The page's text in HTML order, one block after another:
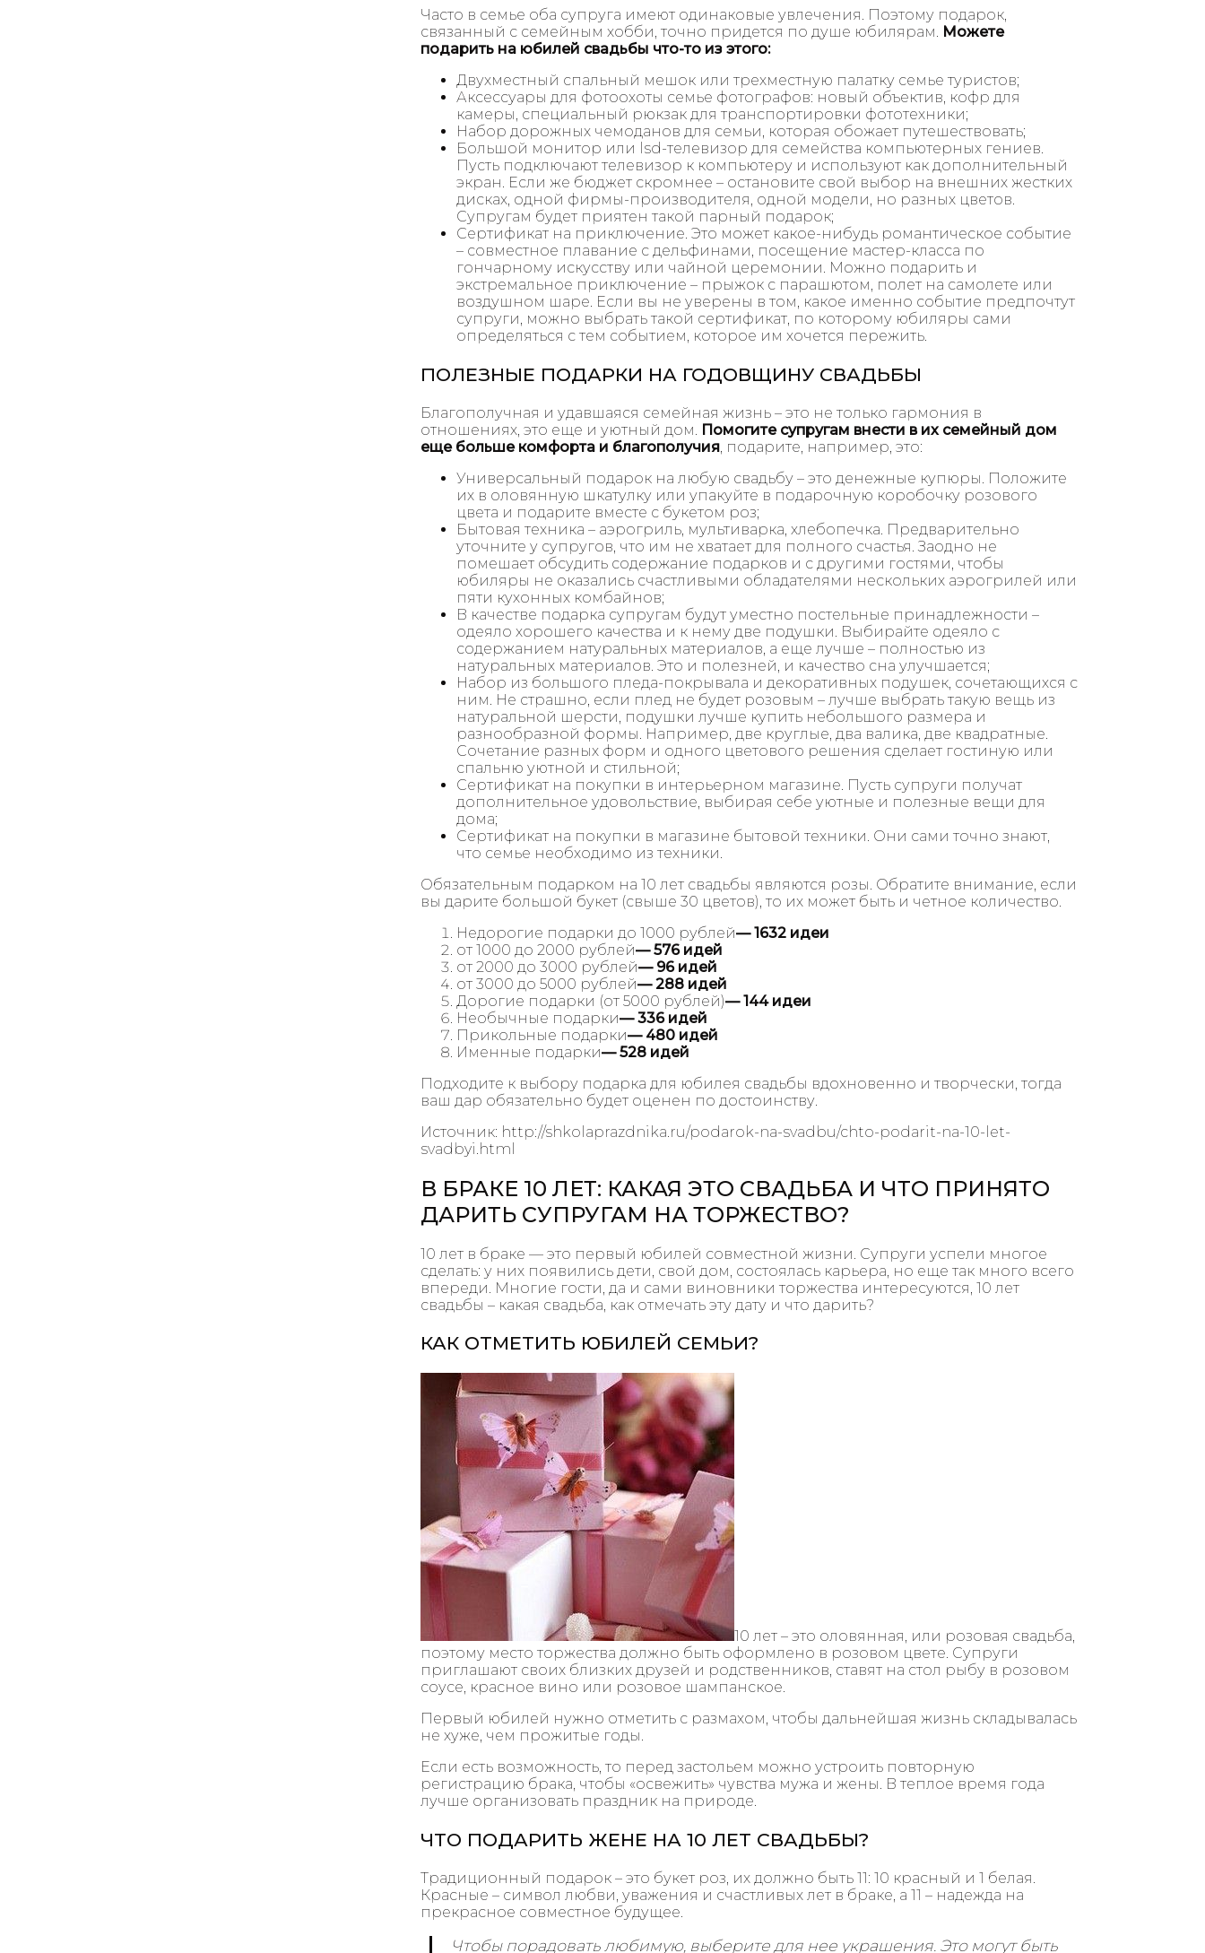
Часто в семье оба супруга имеют одинаковые увлечения. Поэтому подарок,
связанный с семейным хобби, точно придется по душе юбилярам. Можете
подарить на юбилей свадьбы что-то из этого:
Двухместный спальный мешок или трехместную палатку семье туристов;
Аксессуары для фотоохоты семье фотографов: новый объектив, кофр для
камеры, специальный рюкзак для транспортировки фототехники;
Набор дорожных чемоданов для семьи, которая обожает путешествовать;
Большой монитор или lsd-телевизор для семейства компьютерных гениев.
Пусть подключают телевизор к компьютеру и используют как дополнительный
экран. Если же бюджет скромнее – остановите свой выбор на внешних жестких
дисках, одной фирмы-производителя, одной модели, но разных цветов.
Супругам будет приятен такой парный подарок;
Сертификат на приключение. Это может какое-нибудь романтическое событие
– совместное плавание с дельфинами, посещение мастер-класса по
гончарному искусству или чайной церемонии. Можно подарить и
экстремальное приключение – прыжок с парашютом, полет на самолете или
воздушном шаре. Если вы не уверены в том, какое именно событие предпочтут
супруги, можно выбрать такой сертификат, по которому юбиляры сами
определяться с тем событием, которое им хочется пережить.
ПОЛЕЗНЫЕ ПОДАРКИ НА ГОДОВЩИНУ СВАДЬБЫ
Благополучная и удавшаяся семейная жизнь – это не только гармония в
отношениях, это еще и уютный дом. Помогите супругам внести в их семейный дом
еще больше комфорта и благополучия , подарите, например, это:
Универсальный подарок на любую свадьбу – это денежные купюры. Положите
их в оловянную шкатулку или упакуйте в подарочную коробочку розового
цвета и подарите вместе с букетом роз;
Бытовая техника – аэрогриль, мультиварка, хлебопечка. Предварительно
уточните у супругов, что им не хватает для полного счастья. Заодно не
помешает обсудить содержание подарков и с другими гостями, чтобы
юбиляры не оказались счастливыми обладателями нескольких аэрогрилей или
пяти кухонных комбайнов;
В качестве подарка супругам будут уместно постельные принадлежности –
одеяло хорошего качества и к нему две подушки. Выбирайте одеяло с
содержанием натуральных материалов, а еще лучше – полностью из
натуральных материалов. Это и полезней, и качество сна улучшается;
Набор из большого пледа-покрывала и декоративных подушек, сочетающихся с
ним. Не страшно, если плед не будет розовым – лучше выбрать такую вещь из
натуральной шерсти, подушки лучше купить небольшого размера и
разнообразной формы. Например, две круглые, два валика, две квадратные.
Сочетание разных форм и одного цветового решения сделает гостиную или
спальню уютной и стильной;
Сертификат на покупки в интерьерном магазине. Пусть супруги получат
дополнительное удовольствие, выбирая себе уютные и полезные вещи для
дома;
Сертификат на покупки в магазине бытовой техники. Они сами точно знают,
что семье необходимо из техники.
Обязательным подарком на 10 лет свадьбы являются розы. Обратите внимание, если
вы дарите большой букет (свыше 30 цветов), то их может быть и четное количество.
Недорогие подарки до 1000 рублей— 1632 идеи
от 1000 до 2000 рублей— 576 идей
от 2000 до 3000 рублей— 96 идей
от 3000 до 5000 рублей— 288 идей
Дорогие подарки (от 5000 рублей)— 144 идеи
Необычные подарки— 336 идей
Прикольные подарки— 480 идей
Именные подарки— 528 идей
Подходите к выбору подарка для юбилея свадьбы вдохновенно и творчески, тогда
ваш дар обязательно будет оценен по достоинству.
Источник: http://shkolaprazdnika.ru/podarok-na-svadbu/chto-podarit-na-10-let-
svadbyi.html
В БРАКЕ 10 ЛЕТ: КАКАЯ ЭТО СВАДЬБА И ЧТО ПРИНЯТО
ДАРИТЬ СУПРУГАМ НА ТОРЖЕСТВО?
10 лет в браке — это первый юбилей совместной жизни. Супруги успели многое
сделать: у них появились дети, свой дом, состоялась карьера, но еще так много всего
впереди. Многие гости, да и сами виновники торжества интересуются, 10 лет
свадьбы – какая свадьба, как отмечать эту дату и что дарить?
КАК ОТМЕТИТЬ ЮБИЛЕЙ СЕМЬИ?
10 лет – это оловянная, или розовая свадьба,
поэтому место торжества должно быть оформлено в розовом цвете. Супруги
приглашают своих близких друзей и родственников, ставят на стол рыбу в розовом
соусе, красное вино или розовое шампанское.
Первый юбилей нужно отметить с размахом, чтобы дальнейшая жизнь складывалась
не хуже, чем прожитые годы.
Если есть возможность, то перед застольем можно устроить повторную
регистрацию брака, чтобы «освежить» чувства мужа и жены. В теплое время года
лучше организовать праздник на природе.
ЧТО ПОДАРИТЬ ЖЕНЕ НА 10 ЛЕТ СВАДЬБЫ?
Традиционный подарок – это букет роз, их должно быть 11: 10 красный и 1 белая.
Красные – символ любви, уважения и счастливых лет в браке, а 11 – надежда на
прекрасное совместное будущее.
Чтобы порадовать любимую, выберите для нее украшения. Это могут быть